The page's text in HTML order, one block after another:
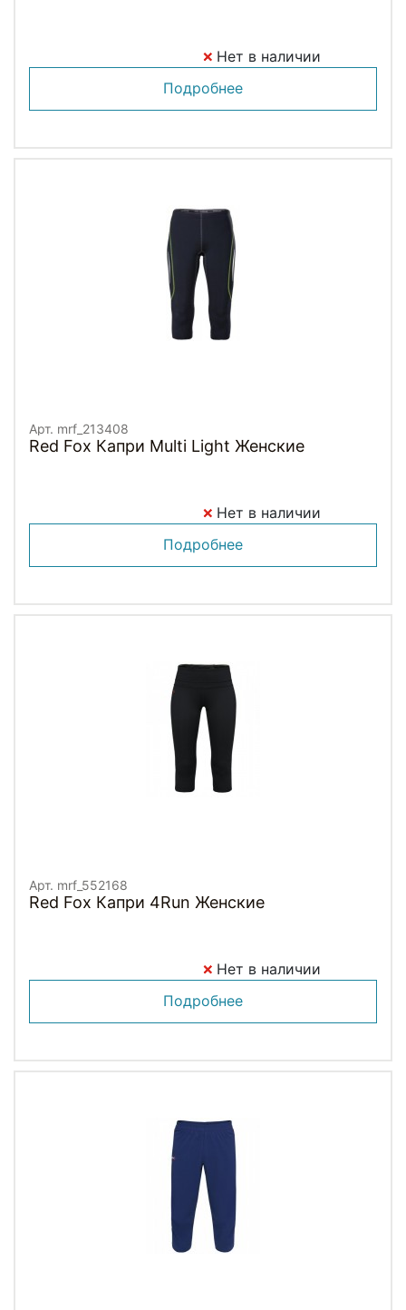
Нет в наличии
Подробнее
Арт. mrf_213408
Red Fox Капри Multi Light Женские
Нет в наличии
Подробнее
Арт. mrf_552168
Red Fox Капри 4Run Женские
Нет в наличии
Подробнее